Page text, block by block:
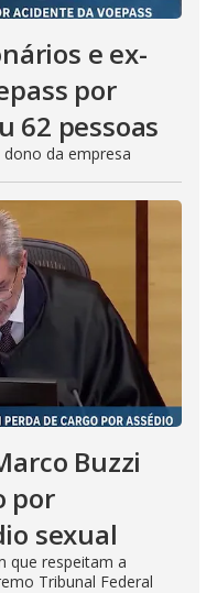
e ex-
por
62 pessoas
da empresa
Buzzi
por
sexual
que respeitam a
Tribunal Federal